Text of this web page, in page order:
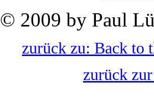
© 2009 by Paul
zurück zu: Back to
zurück